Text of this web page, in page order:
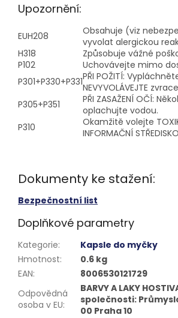
Upozornění:
EUH208
Obsahuje (viz
vyvolat alergickou
H318
Způsobuje vážné
P102
Uchovávejte mimo
P301+P330+P331PŘI POŽITÍ:
NEVYVOLÁVEJTE
P305+P351
PŘI ZASAŽENÍ OČÍ:
oplachujte vodou.
P310
Okamžitě volejte
INFORMAČNÍ
Dokumenty ke stažení:
Bezpečnostní list
Doplňkové parametry
Kategorie:
Kapsle do myčky
Hmotnost:
0.6 kg
EAN:
8006530121729
Odpovědná
osoba v EU:
BARVY A LAKY
společnosti:
00 Praha 10